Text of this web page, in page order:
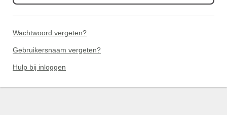
Wachtwoord vergeten?
Gebruikersnaam vergeten?
Hulp bij inloggen